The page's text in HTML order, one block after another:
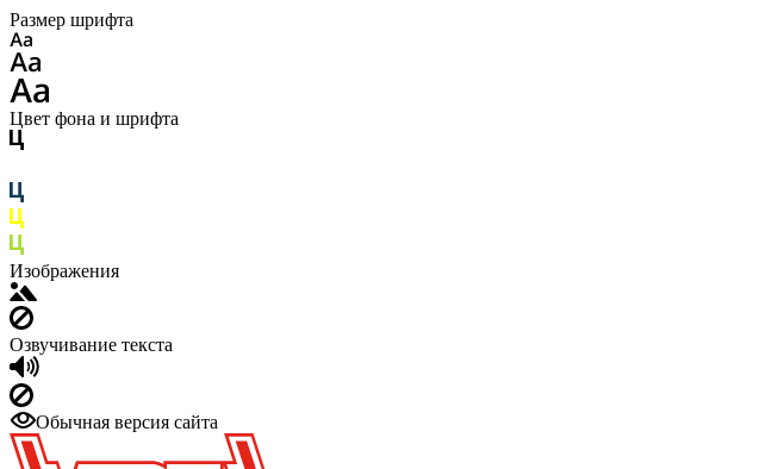
Размер шрифта
Цвет фона и шрифта
Изображения
Озвучивание текста
Обычная версия сайта